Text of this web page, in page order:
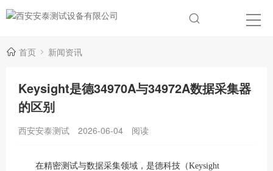
首页 新闻资讯
Keysight是德34970A与34972A数据采集器
的区别
西安安泰测试 2026-06-04 阅读
在精密测试与数据采集领域，是德科技（Keysight